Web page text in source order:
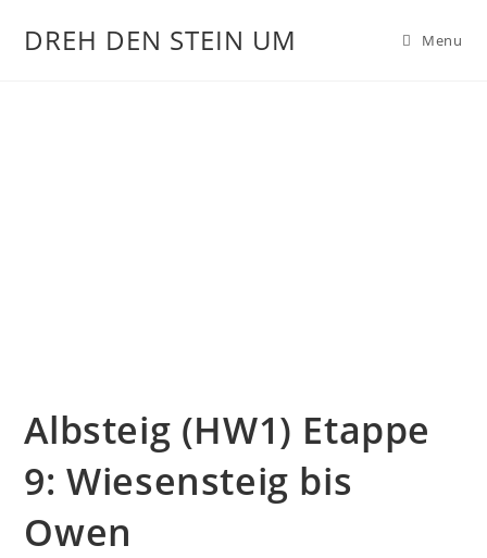
DREH DEN STEIN UM Menu
Albsteig (HW1) Etappe
9: Wiesensteig bis
Owen